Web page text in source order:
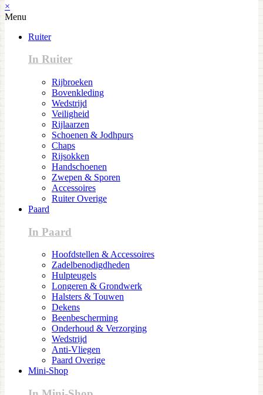
×
Menu
Ruiter
In Ruiter
Rijbroeken
Bovenkleding
Wedstrijd
Veiligheid
Rijlaarzen
Schoenen & Jodhpurs
Chaps
Rijsokken
Handschoenen
Zwepen & Sporen
Accessoires
Ruiter Overige
Paard
In Paard
Hoofdstellen & Accessoires
Zadelbenodigdheden
Hulpteugels
Longeren & Grondwerk
Halsters & Touwen
Dekens
Beenbescherming
Onderhoud & Verzorging
Wedstrijd
Anti-Vliegen
Paard Overige
Mini-Shop